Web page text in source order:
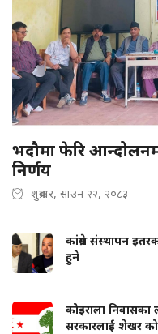
भदौमा फेरि
निर्णय
शुक्रबार, साउन २२, २०८३
कांग्रेस संस्थापन
हुने
कोइराला निवासका
सरकारलाई शेखर